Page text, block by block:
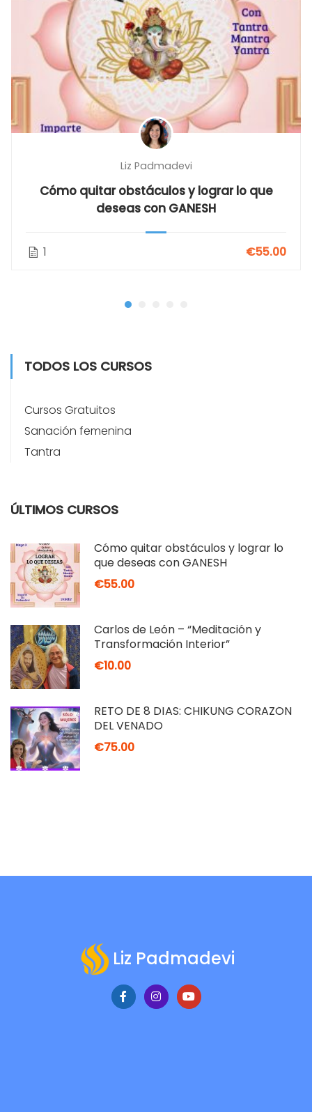
Liz Padmadevi
Cómo quitar obstáculos y lograr lo que
deseas con GANESH
1 €55.00
TODOS LOS CURSOS
Cursos Gratuitos
Sanación femenina
Tantra
ÚLTIMOS CURSOS
Cómo quitar obstáculos y lograr lo
que deseas con GANESH
€55.00
Carlos de León – “Meditación y
Transformación Interior”
€10.00
RETO DE 8 DÍAS: CHIKUNG CORAZÓN
DEL VENADO
€75.00
Liz Padmadevi